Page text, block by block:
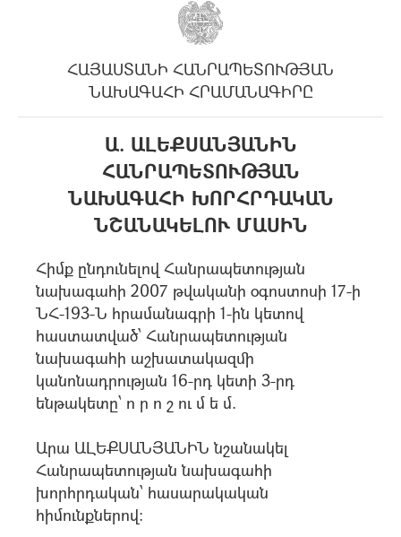
ՀԱՅԱՍՏԱՆԻ ՀԱՆՐԱՊԵՏՈՒԹՅԱՆ
ՆԱԽԱԳԱՀԻ ՀՐԱՄԱՆԱԳԻՐԸ
Ա. ԱԼԵՔՍԱՆՅԱՆԻՆ
ՀԱՆՐԱՊԵՏՈՒԹՅԱՆ
ՆԱԽԱԳԱՀԻ ԽՈՐՀՐԴԱԿԱՆ
ՆՇԱՆԱԿԵԼՈՒ ՄԱՍԻՆ
Հիմք ընդունելով Հանրապետության
նախագահի 2007 թվականի oգոuտոuի 17-ի
ՆՀ-193-Ն հրամանագրի 1-ին կետով
հաuտատված՝ Հանրապետության
նախագահի աշխատակազմի
կանոնադրության 16-րդ կետի 3-րդ
ենթակետը՝ ո ր ո շ ու մ ե մ.
Արա ԱԼԵՔՍԱՆՅԱՆԻՆ նշանակել
Հանրապետության նախագահի
խորհրդական՝ հասարակական
հիմունքներով: